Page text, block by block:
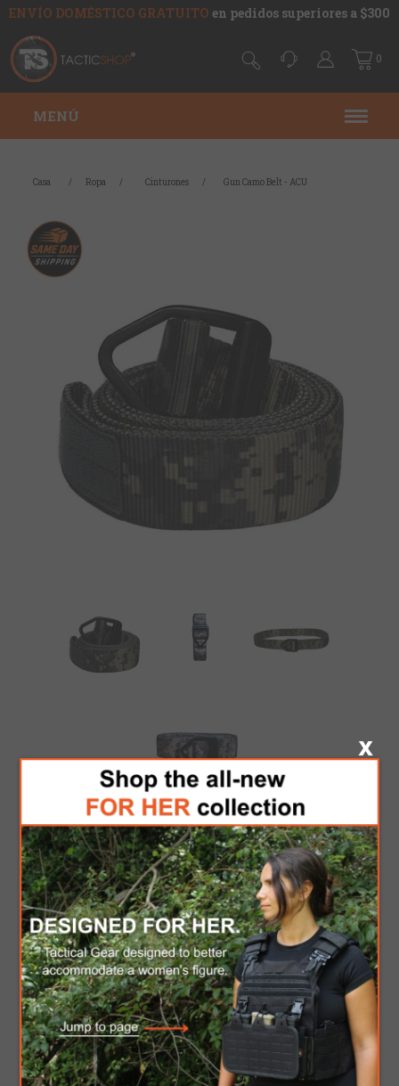
ENVÍO DOMÉSTICO GRATUITO en pedidos superiores a $300
0
MENÚ
Casa / Ropa / Cinturones / Gun Camo Belt - ACU
GUN CAMO BELT -
ACU
11 revisión (es)|Añade tu opinión
Disponibilidad: En stock
Sku: 410018453